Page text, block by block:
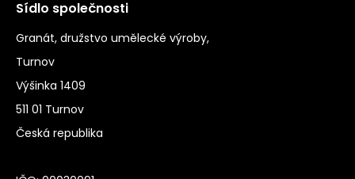
Sídlo společnosti
Granát, družstvo umělecké výroby,
Turnov
Výšinka 1409
511 01 Turnov
Česká republika